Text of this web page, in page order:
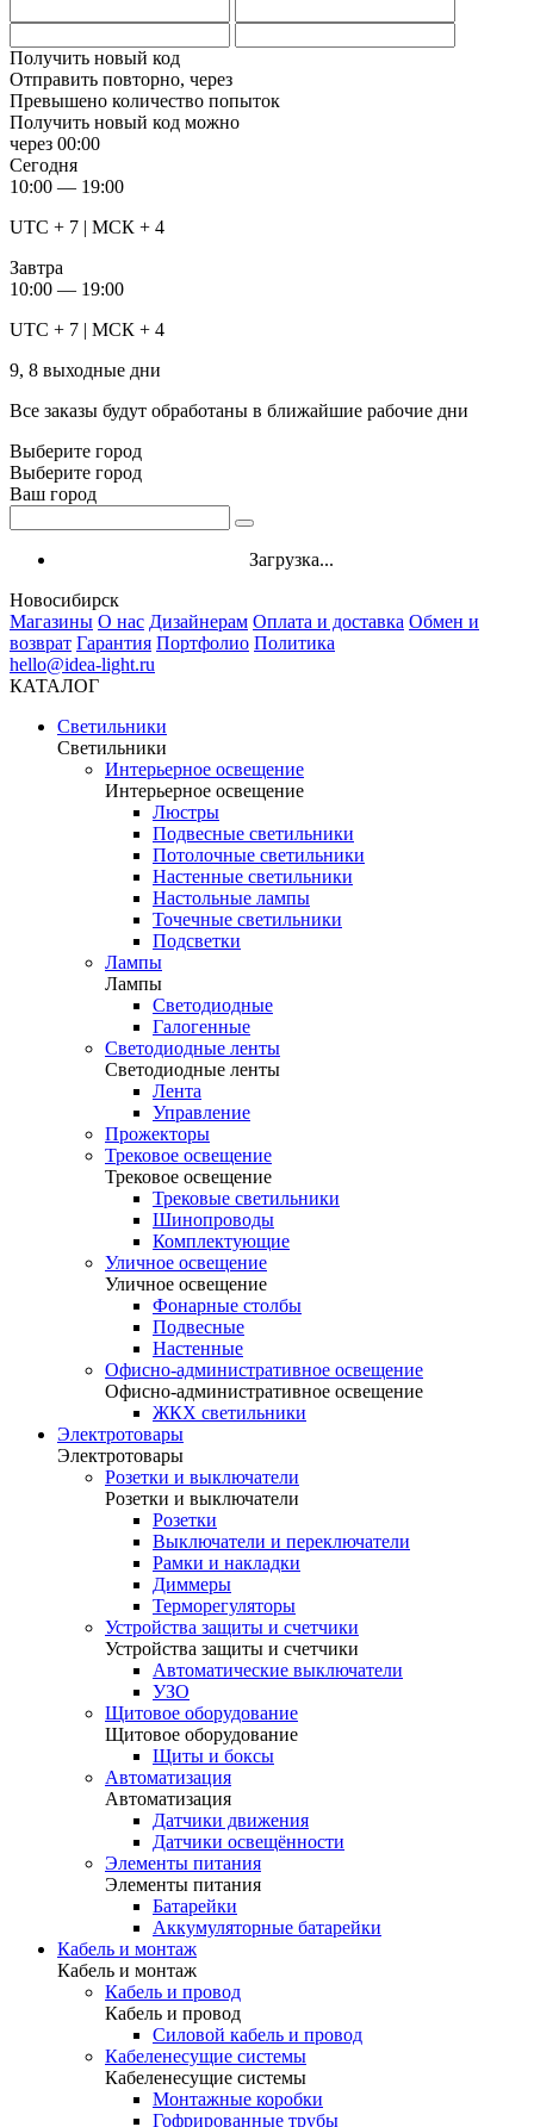
Получить новый код
Отправить повторно, через
Превышено количество попыток
Получить новый код можно
через 00:00
Сегодня
10:00 — 19:00
UTC + 7 | МСК + 4
Завтра
10:00 — 19:00
UTC + 7 | МСК + 4
9, 8 выходные дни
Все заказы будут обработаны в ближайшие рабочие дни
Выберите город
Выберите город
Ваш город
Загрузка...
Новосибирск
Магазины О нас Дизайнерам Оплата и доставка Обмен и
возврат Гарантия Портфолио Политика
hello@idea-light.ru
КАТАЛОГ
Светильники
Светильники
Интерьерное освещение
Интерьерное освещение
Люстры
Подвесные светильники
Потолочные светильники
Настенные светильники
Настольные лампы
Точечные светильники
Подсветки
Лампы
Лампы
Светодиодные
Галогенные
Светодиодные ленты
Светодиодные ленты
Лента
Управление
Прожекторы
Трековое освещение
Трековое освещение
Трековые светильники
Шинопроводы
Комплектующие
Уличное освещение
Уличное освещение
Фонарные столбы
Подвесные
Настенные
Офисно-административное освещение
Офисно-административное освещение
ЖКХ светильники
Электротовары
Электротовары
Розетки и выключатели
Розетки и выключатели
Розетки
Выключатели и переключатели
Рамки и накладки
Диммеры
Терморегуляторы
Устройства защиты и счетчики
Устройства защиты и счетчики
Автоматические выключатели
УЗО
Щитовое оборудование
Щитовое оборудование
Щиты и боксы
Автоматизация
Автоматизация
Датчики движения
Датчики освещённости
Элементы питания
Элементы питания
Батарейки
Аккумуляторные батарейки
Кабель и монтаж
Кабель и монтаж
Кабель и провод
Кабель и провод
Силовой кабель и провод
Кабеленесущие системы
Кабеленесущие системы
Монтажные коробки
Гофрированные трубы